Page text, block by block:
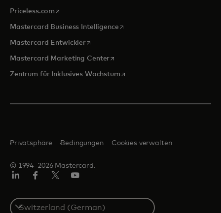
Priceless.com wird in einer neuen Registerkarte geöffnet
Mastercard Business Intelligencewird in einer neuen
Mastercard Entwicklerwird in einer neuen Registerkarte
Mastercard Marketing Centerwird in einer neuen
Zentrum für Inklusives Wachstumwird in einer neuen
© 1994–2026 Mastercard.
Privatsphäre Bedingungen Cookies verwalten
Select
a